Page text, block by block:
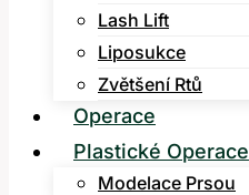
Lash Lift
Liposukce
Zvětšení Rtů
Operace
Plastické Operace
Modelace Prsou